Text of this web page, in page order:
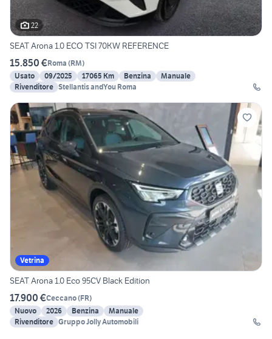
22
SEAT Arona 1.0 ECO TSI 70KW REFERENCE
15.850 €Roma (RM)
Usato
09/2025 17065 Km Benzina
Manuale
Rivenditore Stellantis andYou Roma
Vetrina
SEAT Arona 1.0 Eco 95CV Black Edition
17.900 €Ceccano(FR)
Nuovo
2026 Benzina
Manuale
Rivenditore Gruppo Jolly Automobili